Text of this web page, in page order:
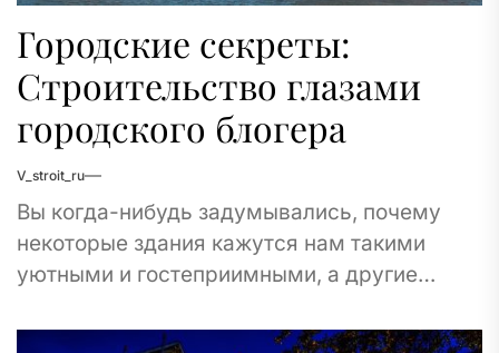
Городские секреты:
Строительство глазами
городского блогера
V_stroit_ru
Вы когда-нибудь задумывались, почему
некоторые здания кажутся нам такими
уютными и гостеприимными, а другие
Для меня, городского блогера, это тема